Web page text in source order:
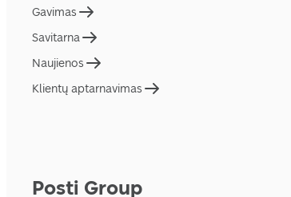
Gavimas
Savitarna
Naujienos
Klientų aptarnavimas
Posti Group